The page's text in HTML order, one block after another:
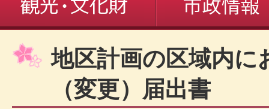
地区計画の区域内に
（変更）届出書